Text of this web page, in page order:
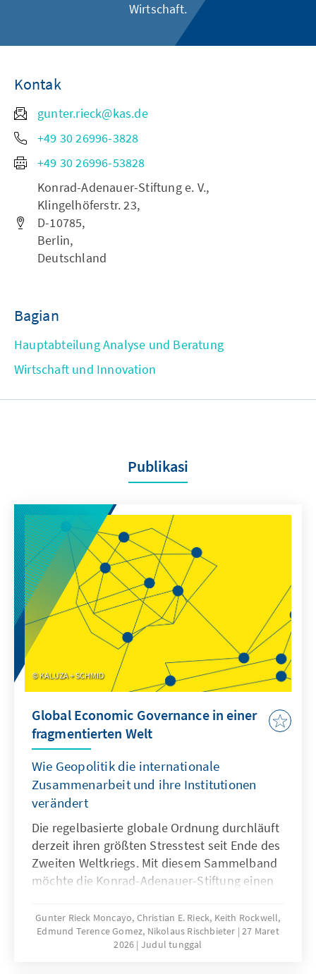
Wirtschaft.
Kontak
gunter.rieck@kas.de
+49 30 26996-3828
+49 30 26996-53828
Konrad-Adenauer-Stiftung e. V.,
Klingelhöferstr. 23,
D-10785,
Berlin,
Deutschland
Bagian
Hauptabteilung Analyse und Beratung
Wirtschaft und Innovation
Publikasi
KALUZA + SCHMID
Global Economic Governance in einer
fragmentierten Welt
Wie Geopolitik die internationale
Zusammenarbeit und ihre Institutionen
verändert
Die regelbasierte globale Ordnung durchläuft
derzeit ihren größten Stresstest seit Ende des
Zweiten Weltkriegs. Mit diesem Sammelband
möchte die Konrad-Adenauer-Stiftung einen
Zukunft der globalen Ordnungspolitik im
Bereich der Wirtschafts- und Handelspolitik
leisten. Im Mittelpunkt stehen dabei die
Gunter Rieck Moncayo, Christian E. Rieck, Keith Rockwell,
Edmund Terence Gomez, Nikolaus Rischbieter 27 Maret
2026 Judul tunggal